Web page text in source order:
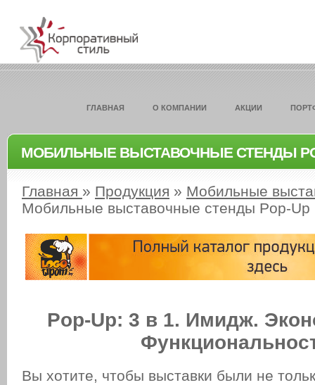
ГЛАВНАЯ О КОМПАНИИ АКЦИИ
МОБИЛЬНЫЕ ВЫСТАВОЧНЫЕ СТЕНДЫ
Главная » Продукция » Мобильные
Мобильные выставочные стенды Pop-Up
Pop-Up: 3 в 1. Имидж.
Вы хотите, чтобы выставки были не